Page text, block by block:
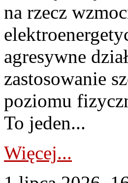
na rzecz
agresywne
zastosowanie
poziomu
To jeden...
Więcej...